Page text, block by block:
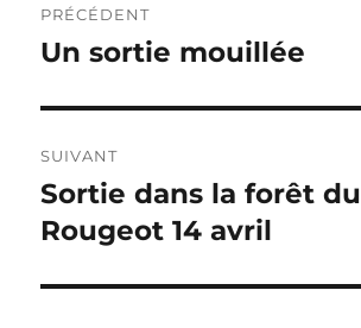
de
PRÉCÉDENT
Publication
Un sortie mouillée
SUIVANT
Publication
suivante :
Sortie dans la forêt du
Rougeot 14 avril